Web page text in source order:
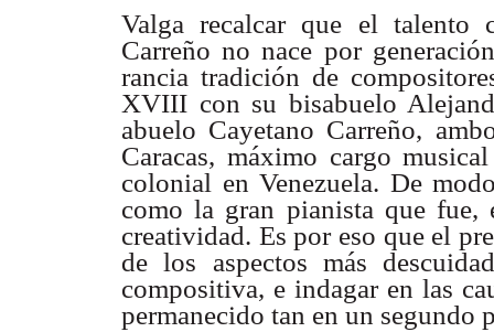
Valga recalcar que el talento
Carreño no nace por
rancia tradición de
XVIII con su bisabuelo
abuelo Cayetano Carreño,
Caracas, máximo cargo
colonial en Venezuela. De
como la gran pianista que fue,
creatividad. Es por eso que el
de los aspectos más
compositiva, e indagar en las
permanecido tan en un segundo